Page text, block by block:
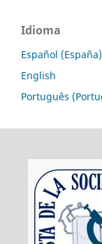
Idioma
Español (España)
English
Português